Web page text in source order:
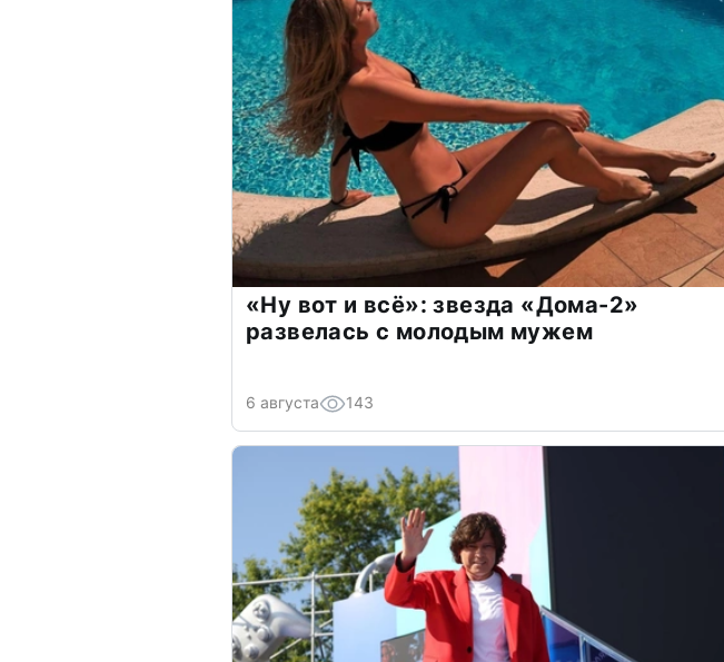
«Ну вот и всё»: звезда «Дома-2»
развелась с молодым мужем
6 августа 143